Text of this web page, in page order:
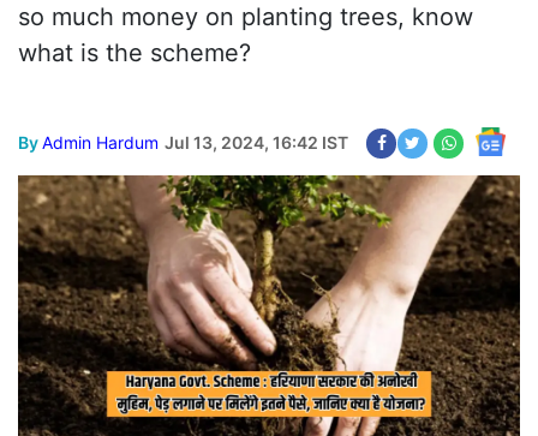
so much money on planting trees, know
what is the scheme?
ByAdmin Hardum Jul 13, 2024, 16:42 IST